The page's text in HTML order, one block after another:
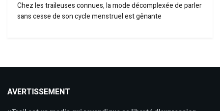
Chez les traileuses connues, la mode décomplexée de parler
sans cesse de son cycle menstruel est gênante
AVERTISSEMENT